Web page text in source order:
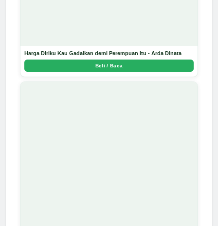
Harga Diriku Kau Gadaikan demi Perempuan Itu - Arda Dinata
Beli / Baca